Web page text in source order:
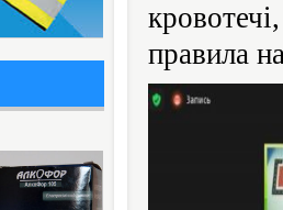
правила